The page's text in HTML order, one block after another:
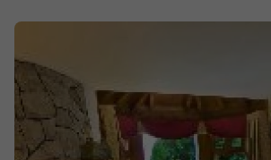
Escapadinhas
Cruzeiros